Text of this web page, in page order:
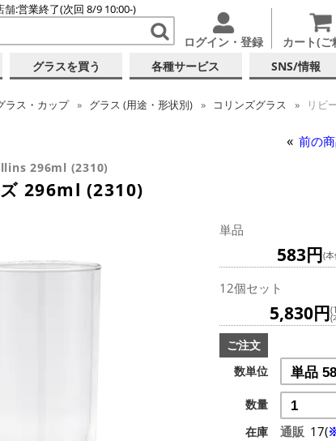
舗:営業終了(次回 8/9 10:00-)
ログイン・登録 カート(ご
グラスを買う 各種サービス SNS/情報
ラス・カップ グラス (用途・形状別) コリンズグラス
リビ
前の
296ml (2310)
296ml (2310)
単品
583円(
12個セット
5,830円(
ご注文
数単位
数量
在庫
通販 17(